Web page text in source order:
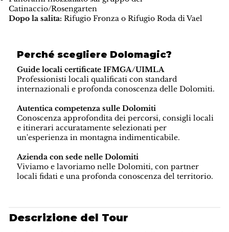
Catinaccio/Rosengarten
Dopo la salita: Rifugio Fronza o Rifugio Roda di Vael
Perché scegliere Dolomagic?
Guide locali certificate IFMGA/UIMLA
Professionisti locali qualificati con standard
internazionali e profonda conoscenza delle Dolomiti.
Autentica competenza sulle Dolomiti
Conoscenza approfondita dei percorsi, consigli locali
e itinerari accuratamente selezionati per
un'esperienza in montagna indimenticabile.
Azienda con sede nelle Dolomiti
Viviamo e lavoriamo nelle Dolomiti, con partner
locali fidati e una profonda conoscenza del territorio.
Descrizione del Tour